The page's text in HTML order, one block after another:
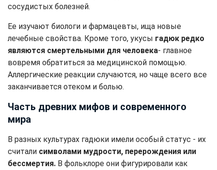
сосудистых болезней.
Ее изучают биологи и фармацевты, ища новые
лечебные свойства. Кроме того, укусы гадюк редко
являются смертельными для человека- главное
вовремя обратиться за медицинской помощью.
Аллергические реакции случаются, но чаще всего все
заканчивается отеком и болью.
Часть древних мифов и современного
мира
В разных культурах гадюки имели особый статус - их
считали символами мудрости, перерождения или
бессмертия. В фольклоре они фигурировали как